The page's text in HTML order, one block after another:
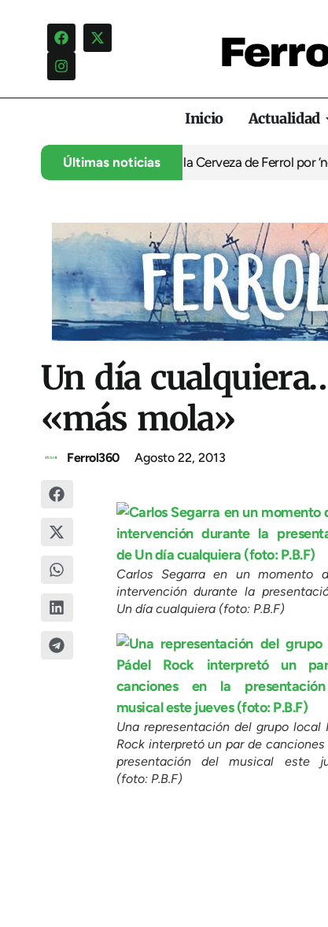
Inicio Actualidad
Últimas noticias
infantil de la Feria de la Cerveza de Ferrol por
Un día
«más mola»
Ferrol360 Agosto 22, 2013
Carlos Segarra en un momento
intervención durante la
Un día cualquiera (foto: P.B.F)
Una representación del grupo local
Rock interpretó un par de
presentación del musical este
(foto: P.B.F)